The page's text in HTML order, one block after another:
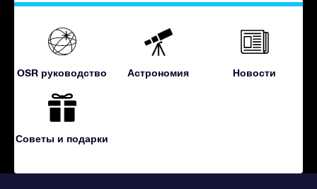
OSR руководство Астрономия Новости
Советы и подарки